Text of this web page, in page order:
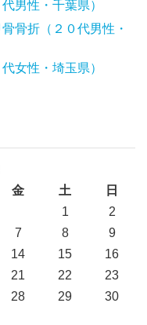
男性・千葉県）
骨折（２０代男性・
女性・埼玉県）
金 土 日
1
2
7 8
9
14 15
16
21 22
23
28 29
30